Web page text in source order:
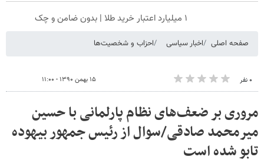
۱ میلیارد اعتبار خرید طلا | بدون ضامن و چک
صفحه اصلی اخبار سیاسی احزاب و شخصیت‌ها
۰ نفر ۱۵ بهمن ۱۳۹۰ - ۱۱:۰۰
مروری بر ضعف‌های نظام پارلمانی با حسین
میرمحمد صادقی/سوال از رئیس جمهور بیهوده
تابو شده است